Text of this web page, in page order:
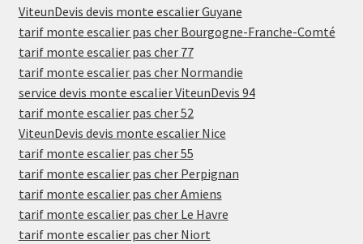
ViteunDevis devis monte escalier Guyane
tarif monte escalier pas cher Bourgogne-Franche-Comté
tarif monte escalier pas cher 77
tarif monte escalier pas cher Normandie
service devis monte escalier ViteunDevis 94
tarif monte escalier pas cher 52
ViteunDevis devis monte escalier Nice
tarif monte escalier pas cher 55
tarif monte escalier pas cher Perpignan
tarif monte escalier pas cher Amiens
tarif monte escalier pas cher Le Havre
tarif monte escalier pas cher Niort